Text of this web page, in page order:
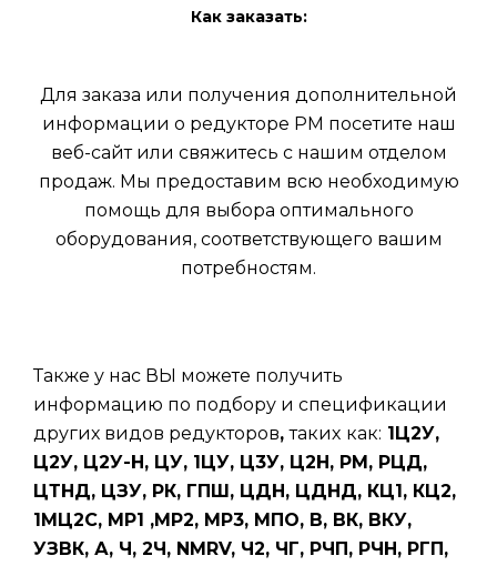
Как заказать:
Для заказа или получения дополнительной
информации о редукторе РМ посетите наш
веб-сайт или свяжитесь с нашим отделом
продаж. Мы предоставим всю необходимую
помощь для выбора оптимального
оборудования, соответствующего вашим
потребностям.
Также у нас ВЫ можете получить
информацию по подбору и спецификации
других видов редукторов,таких как: 1Ц2У,
Ц2У, Ц2У-Н, ЦУ, 1ЦУ, Ц3У, Ц2Н, РМ, РЦД,
ЦТНД, ЦЗУ, РК, ГПШ, ЦДН, ЦДНД, КЦ1, КЦ2,
1МЦ2С, МР1 ,МР2, МР3, МПО, В, ВК, ВКУ,
УЗВК, А, Ч, 2Ч, NMRV, Ч2, ЧГ, РЧП, РЧН, РГП,